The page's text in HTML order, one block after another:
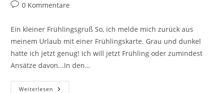
0 Kommentare
Ein kleiner Frühlingsgruß So, ich melde mich zurück aus
meinem Urlaub mit einer Frühlingskarte. Grau und dunkel
hatte ich jetzt genug! Ich will jetzt Frühling oder zumindest
Ansätze davon...In den…
Weiterlesen